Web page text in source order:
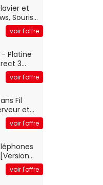
et
Souris
Plug
voir l'offre
- Platine
3
avec
voir l'offre
Fil
et
Point
voir l'offre
voir l'offre